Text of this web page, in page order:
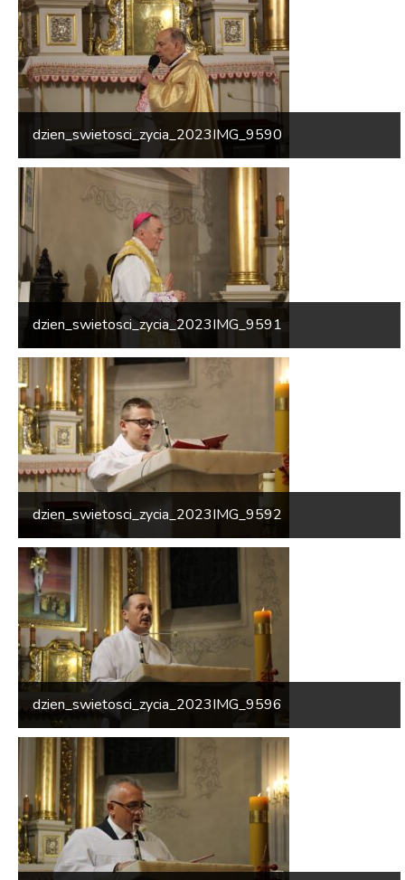
dzien_swietosci_zycia_2023IMG_9590
dzien_swietosci_zycia_2023IMG_9591
dzien_swietosci_zycia_2023IMG_9592
dzien_swietosci_zycia_2023IMG_9596